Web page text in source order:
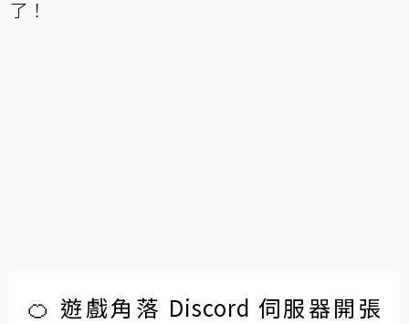
了！
🍊 遊戲角落 Discord 伺服器開張